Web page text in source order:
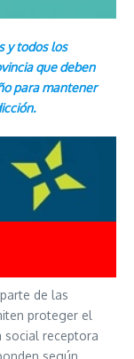
y todos los
que deben
para mantener
de las
proteger el
social receptora